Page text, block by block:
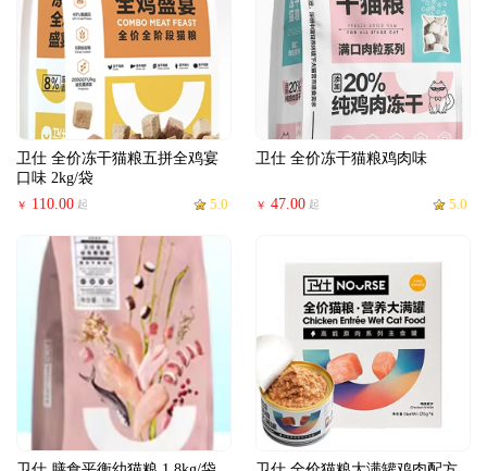
卫仕 全价冻干猫粮五拼全鸡宴
口味 2kg/袋
￥ 110.00 起 5.0
卫仕 全价冻干猫粮鸡肉味
￥ 47.00 起 5.0